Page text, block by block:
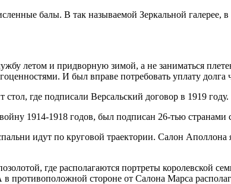
балы. В так называемой Зеркальной галерее,
летом и придворную зимой, а не заниматься
И был вправе потребовать уплату долга
стол, где подписали Версальский договор в 1919 году.
1914-1918 годов, был подписан 26-тью странами
идут по круговой траектории. Салон
где располагаются портреты королевской
стороне от Салона Марса